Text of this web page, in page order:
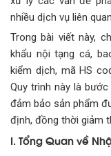
nhiều dịch vụ liên
Trong bài viết này,
khẩu nội tạng cá,
kiểm dịch, mã HS
Quy trình này là
đảm bảo sản phẩm
định, đồng thời giảm
I. Tổng Quan về